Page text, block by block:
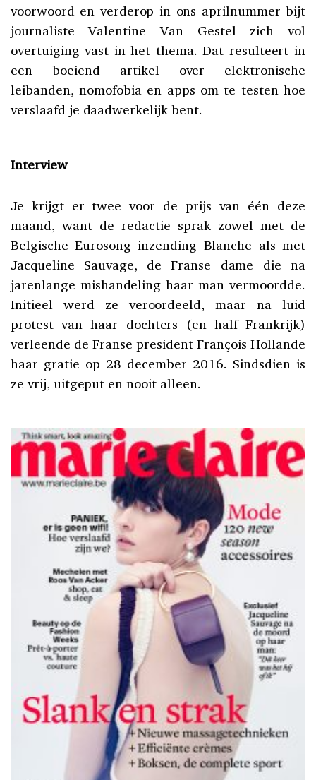
voorwoord en verderop in ons aprilnummer bijt
journaliste Valentine Van Gestel zich vol
overtuiging vast in het thema. Dat resulteert in
een boeiend artikel over elektronische
leibanden, nomofobia en apps om te testen hoe
verslaafd je daadwerkelijk bent.
Interview
Je krijgt er twee voor de prijs van één deze
maand, want de redactie sprak zowel met de
Belgische Eurosong inzending Blanche als met
Jacqueline Sauvage, de Franse dame die na
jarenlange mishandeling haar man vermoordde.
Initieel werd ze veroordeeld, maar na luid
protest van haar dochters (en half Frankrijk)
verleende de Franse president François Hollande
haar gratie op 28 december 2016. Sindsdien is
ze vrij, uitgeput en nooit alleen.